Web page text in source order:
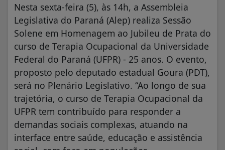
Nesta sexta-feira (5), às 14h, a Assembleia
Legislativa do Paraná (Alep) realiza Sessão
Solene em Homenagem ao Jubileu de Prata do
curso de Terapia Ocupacional da Universidade
Federal do Paraná (UFPR) - 25 anos. O evento,
proposto pelo deputado estadual Goura (PDT),
será no Plenário Legislativo. “Ao longo de sua
trajetória, o curso de Terapia Ocupacional da
UFPR tem contribuído para responder a
demandas sociais complexas, atuando na
interface entre saúde, educação e assistência